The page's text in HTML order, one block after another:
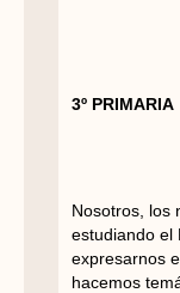
3º PRIMARIA
Nosotros, los
estudiando el
expresarnos
hacemos